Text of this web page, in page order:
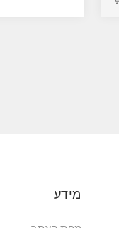
מידע